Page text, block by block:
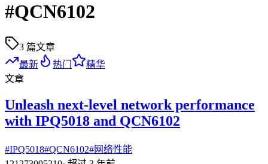
#QCN6102
3 篇文章
最新
热门
精华
文章
Unleash next-level network performance
with IPQ5018 and QCN6102
#IPQ5018#QCN6102#网络性能